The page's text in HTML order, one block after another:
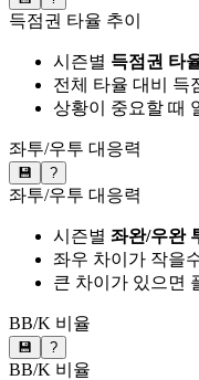
득점권 타율 추이
시즌별 득점권 타
전체 타율 대비 득
상황이 중요할 때
좌투/우투 대응력
💾 ?
좌투/우투 대응력
시즌별 좌완/우완
좌우 차이가 작을
큰 차이가 있으면
BB/K 비율
💾 ?
BB/K 비율